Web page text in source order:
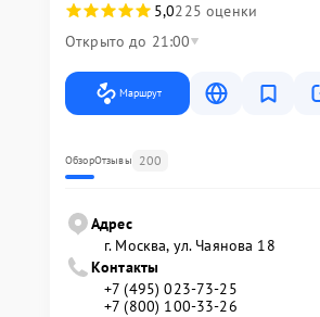
5,0225 оценки
Открыто до 21:00
Маршрут
ОбзорОтзывы 200
Адрес
г. Москва, ул. Чаянова 18
Контакты
+7 (495) 023-73-25
+7 (800) 100-33-26